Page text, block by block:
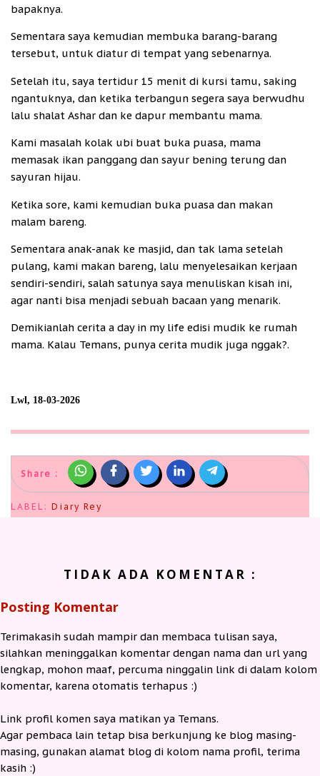
bapaknya.
Sementara saya kemudian membuka barang-barang
tersebut, untuk diatur di tempat yang sebenarnya.
Setelah itu, saya tertidur 15 menit di kursi tamu, saking
ngantuknya, dan ketika terbangun segera saya berwudhu
lalu shalat Ashar dan ke dapur membantu mama.
Kami masalah kolak ubi buat buka puasa, mama
memasak ikan panggang dan sayur bening terung dan
sayuran hijau.
Ketika sore, kami kemudian buka puasa dan makan
malam bareng.
Sementara anak-anak ke masjid, dan tak lama setelah
pulang, kami makan bareng, lalu menyelesaikan kerjaan
sendiri-sendiri, salah satunya saya menuliskan kisah ini,
agar nanti bisa menjadi sebuah bacaan yang menarik.
Demikianlah cerita a day in my life edisi mudik ke rumah
mama. Kalau Temans, punya cerita mudik juga nggak?.
Lwl, 18-03-2026
Share :
LABEL: Diary Rey
TIDAK ADA KOMENTAR :
Posting Komentar
Terimakasih sudah mampir dan membaca tulisan saya,
silahkan meninggalkan komentar dengan nama dan url yang
lengkap, mohon maaf, percuma ninggalin link di dalam kolom
komentar, karena otomatis terhapus :)
Link profil komen saya matikan ya Temans.
Agar pembaca lain tetap bisa berkunjung ke blog masing-
masing, gunakan alamat blog di kolom nama profil, terima
kasih :)